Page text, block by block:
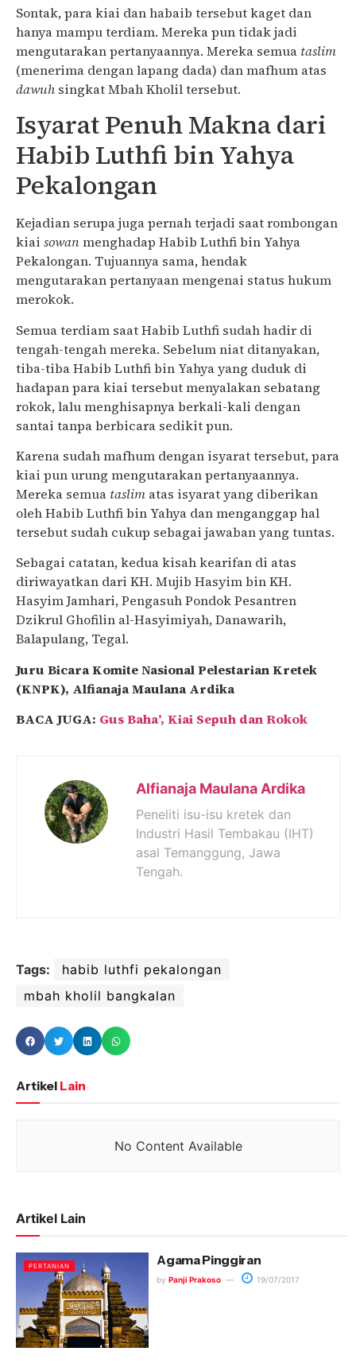
Sontak, para kiai dan habaib tersebut kaget dan
hanya mampu terdiam. Mereka pun tidak jadi
mengutarakan pertanyaannya. Mereka semua taslim
(menerima dengan lapang dada) dan mafhum atas
dawuh singkat Mbah Kholil tersebut.
Isyarat Penuh Makna dari
Habib Luthfi bin Yahya
Pekalongan
Kejadian serupa juga pernah terjadi saat rombongan
kiai sowanmenghadap Habib Luthfi bin Yahya
Pekalongan. Tujuannya sama, hendak
mengutarakan pertanyaan mengenai status hukum
merokok.
Semua terdiam saat Habib Luthfi sudah hadir di
tengah-tengah mereka. Sebelum niat ditanyakan,
tiba-tiba Habib Luthfi bin Yahya yang duduk di
hadapan para kiai tersebut menyalakan sebatang
rokok, lalu menghisapnya berkali-kali dengan
santai tanpa berbicara sedikit pun.
Karena sudah mafhum dengan isyarat tersebut, para
kiai pun urung mengutarakan pertanyaannya.
Mereka semua taslim atas isyarat yang diberikan
oleh Habib Luthfi bin Yahya dan menganggap hal
tersebut sudah cukup sebagai jawaban yang tuntas.
Sebagai catatan, kedua kisah kearifan di atas
diriwayatkan dari KH. Mujib Hasyim bin KH.
Hasyim Jamhari, Pengasuh Pondok Pesantren
Dzikrul Ghofilin al-Hasyimiyah, Danawarih,
Balapulang, Tegal.
Juru Bicara Komite Nasional Pelestarian Kretek
(KNPK), Alfianaja Maulana Ardika
BACA JUGA: Gus Baha’, Kiai Sepuh dan Rokok
Alfianaja Maulana Ardika
Peneliti isu-isu kretek dan
Industri Hasil Tembakau (IHT)
asal Temanggung, Jawa
Tengah.
Tags:
habib luthfi pekalongan
mbah kholil bangkalan
Artikel Lain
No Content Available
Artikel Lain
PERTANIAN Agama Pinggiran
by Panji Prakoso 19/07/2017